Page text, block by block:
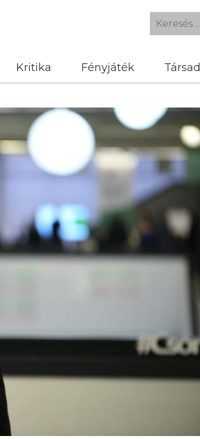
Kritika Fényjáték